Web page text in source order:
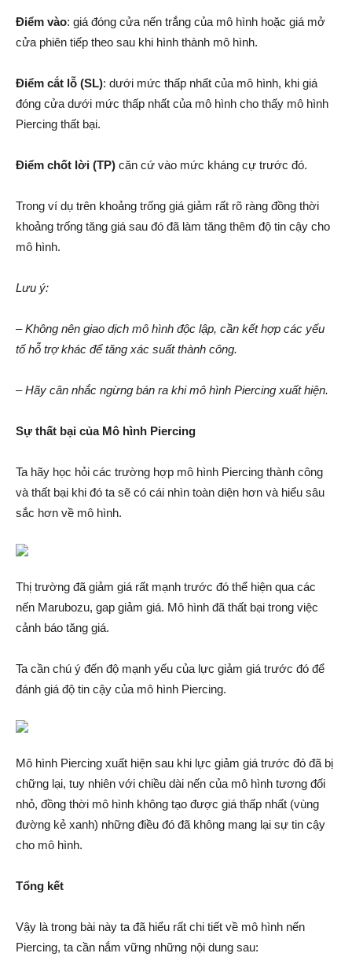
Điểm vào: giá đóng cửa nến trắng của mô hình hoặc giá mở
cửa phiên tiếp theo sau khi hình thành mô hình.
Điểm cắt lỗ (SL): dưới mức thấp nhất của mô hình, khi giá
đóng cửa dưới mức thấp nhất của mô hình cho thấy mô hình
Piercing thất bại.
Điểm chốt lời (TP) căn cứ vào mức kháng cự trước đó.
Trong ví dụ trên khoảng trống giá giảm rất rõ ràng đồng thời
khoảng trống tăng giá sau đó đã làm tăng thêm độ tin cậy cho
mô hình.
Lưu ý:
– Không nên giao dịch mô hình độc lập, cần kết hợp các yếu
tố hỗ trợ khác để tăng xác suất thành công.
– Hãy cân nhắc ngừng bán ra khi mô hình Piercing xuất hiện.
Sự thất bại của Mô hình Piercing
Ta hãy học hỏi các trường hợp mô hình Piercing thành công
và thất bại khi đó ta sẽ có cái nhìn toàn diện hơn và hiểu sâu
sắc hơn về mô hình.
Thị trường đã giảm giá rất mạnh trước đó thể hiện qua các
nến Marubozu, gap giảm giá. Mô hình đã thất bại trong việc
cảnh báo tăng giá.
Ta cần chú ý đến độ mạnh yếu của lực giảm giá trước đó để
đánh giá độ tin cậy của mô hình Piercing.
Mô hình Piercing xuất hiện sau khi lực giảm giá trước đó đã bị
chững lại, tuy nhiên với chiều dài nến của mô hình tương đối
nhỏ, đồng thời mô hình không tạo được giá thấp nhất (vùng
đường kẻ xanh) những điều đó đã không mang lại sự tin cậy
cho mô hình.
Tổng kết
Vậy là trong bài này ta đã hiểu rất chi tiết về mô hình nến
Piercing, ta cần nắm vững những nội dung sau: